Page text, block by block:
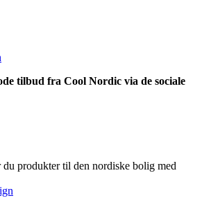
tilbud fra Cool Nordic via de sociale
produkter til den nordiske bolig med